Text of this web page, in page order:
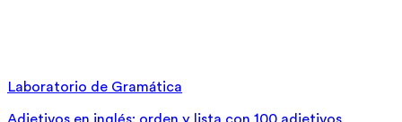
Laboratorio de Gramática